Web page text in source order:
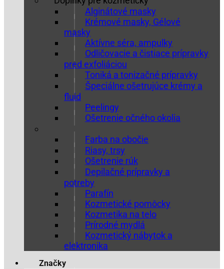
Alginátové masky
Krémové masky, Gélové
masky
Aktívne séra, ampulky
Odličovacie a čistiace prípravky
pred exfoliáciou
Toniká a tonizačné prípravky
Špeciálne ošetrujúce krémy a
fluid
Peelingy
Ošetrenie očného okolia
Farba na obočie
Riasy, trsy
Ošetrenie rúk
Depilačné prípravky a
potreby
Parafín
Kozmetické pomôcky
Kozmetika na telo
Prírodné mydlá
Kozmetický nábytok a
elektronika
Značky